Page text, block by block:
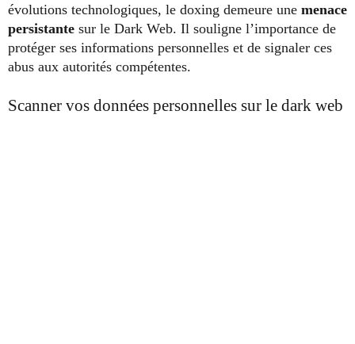
évolutions technologiques, le doxing demeure une menace
persistante sur le Dark Web. Il souligne l’importance de
protéger ses informations personnelles et de signaler ces
abus aux autorités compétentes.
Scanner vos données personnelles sur le dark web